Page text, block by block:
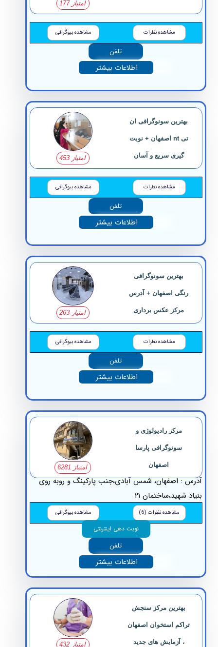
مشاهده نظرات مشاهده بیوگرافی
تلفن
اطلاعات بیشتر
بهترین سونوگرافی ان
تی nt اصفهان + نوبت
گیری سریع و آسان
مشاهده نظرات مشاهده بیوگرافی
تلفن
اطلاعات بیشتر
بهترین سونوگرافی
رنگی اصفهان + آدرس
مرکز عکس برداری
مشاهده نظرات مشاهده بیوگرافی
تلفن
اطلاعات بیشتر
مرکز رادیولوژی و
سونوگرافی پارسا
: اصفهان، شمس آبادی،جنب پارکینگ و روبه روی
شهید،ساختمان ۲۱
مشاهده نظرات (6) مشاهده بیوگرافی
نوبت دهی اینترنتی
تلفن
اطلاعات بیشتر
بهترین مرکز سنجش
تراکم استخوان اصفهان
، آزمایش های جدید